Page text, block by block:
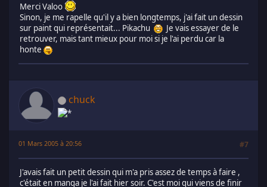
Merci Valoo
Sinon, je me rapelle qu'il y a bien longtemps, j'ai fait un dessin
sur paint qui représentait... Pikachu
Je vais essayer de le
retrouver, mais tant mieux pour moi si je l'ai perdu car la
honte
chuck
01 Mars 2005 à 20:56 #7
J'avais fait un petit dessin qui m'a pris assez de temps à faire ,
c'était en manga je l'ai fait hier soir. C'est moi qui viens de finir